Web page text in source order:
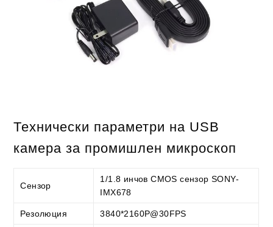
Технически параметри на USB
камера за промишлен микроскоп
Сензор
1/1.8 инчов CMOS сензор SONY-
IMX678
Резолюция 3840*2160P@30FPS